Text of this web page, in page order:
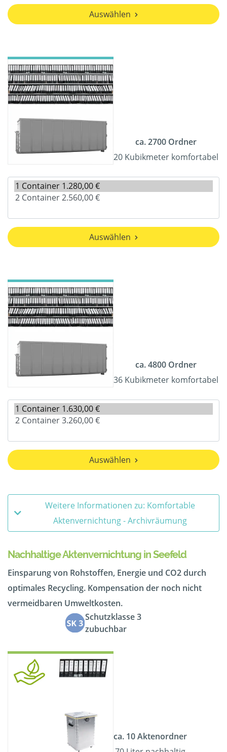
Auswählen
ca. 2700 Ordner
20 Kubikmeter komfortabel
Auswählen
ca. 4800 Ordner
36 Kubikmeter komfortabel
Auswählen
Weitere Informationen zu: Komfortable
Aktenvernichtung - Archivräumung
Nachhaltige Aktenvernichtung in Seefeld
Einsparung von Rohstoffen, Energie und CO2 durch
optimales Recycling. Kompensation der noch nicht
vermeidbaren Umweltkosten.
Schutzklasse 3
zubuchbar
ca. 10 Aktenordner